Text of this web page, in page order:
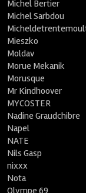
Michel Bertier
Michel Sarbdou
Mieszko
Moldav
Morue Mekanik
Morusque
Mr Kindhoover
MYCOSTER
Nadine Graudchibre
Napel
NATE
Nils Gasp
nixxx
Nota
Olympe 69